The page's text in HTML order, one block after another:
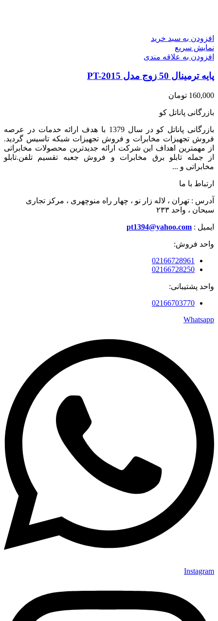
افزودن به سبد خرید
نمایش سریع
افزودن به علاقه مندی
پایه ترمینال 50 زوج مدل PT-2015
160,000 تومان
بازرگانی پاناتل کو
بازرگانی پاناتل کو در سال 1379 با هدف ارائه خدمات در عرصه
فروش تجهیزات مخابرات و فروش تجهیزات شبکه تاسیس گردید.
از مهمترین اهداف این شرکت ارائه جدیدترین محصولات مخابراتی
از جمله تابلو برق مخابرات و فروش جعبه تقسیم تلفن.تابلو
مخابراتی و ...
ارتباط با ما
آدرس : تهران ، لاله زار نو ، چهار راه منوچهری ، مرکز تجاری
سبحان ، واحد ۲۳۳
ایمیل : pt1394@yahoo.com
واحد فروش:
02166728961
02166728250
واحد پشتیبانی:
02166703770
Whatsapp
Instagram